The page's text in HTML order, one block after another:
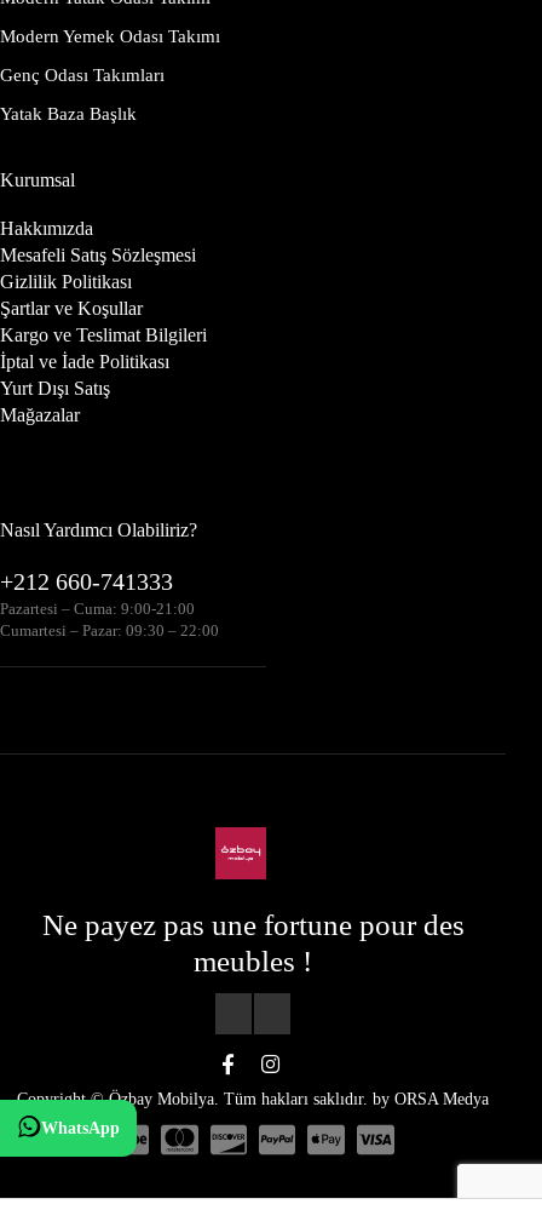
Modern Yemek Odası Takımı
Genç Odası Takımları
Yatak Baza Başlık
Kurumsal
Hakkımızda
Mesafeli Satış Sözleşmesi
Gizlilik Politikası
Şartlar ve Koşullar
Kargo ve Teslimat Bilgileri
İptal ve İade Politikası
Yurt Dışı Satış
Mağazalar
Nasıl Yardımcı Olabiliriz?
+212 660-741333
Pazartesi – Cuma: 9:00-21:00
Cumartesi – Pazar: 09:30 – 22:00
Ne payez pas une fortune pour des
meubles !
Copyright © Özbay Mobilya. Tüm hakları saklıdır. by ORSA Medya
WhatsApp